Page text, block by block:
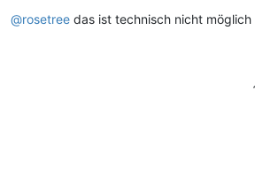
@rosetree das ist technisch nicht möglich